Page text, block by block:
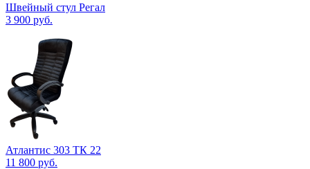
Швейный стул Регал
3 900 руб.
Атлантис 303 ТК 22
11 800 руб.